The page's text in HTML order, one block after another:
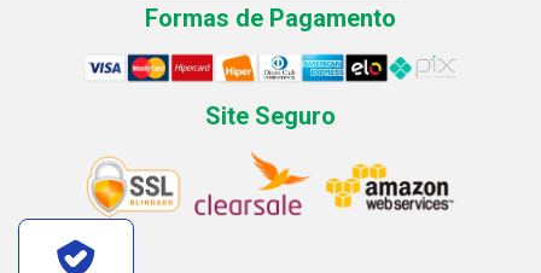
Formas de Pagamento
Site Seguro